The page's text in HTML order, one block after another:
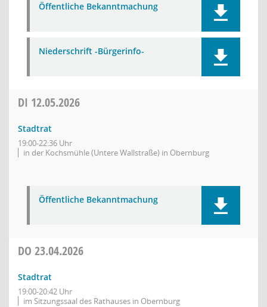
Öffentliche Bekanntmachung
Niederschrift -Bürgerinfo-
DI 12.05.2026
Stadtrat
19:00-22:36 Uhr
in der Kochsmühle (Untere Wallstraße) in Obernburg
Öffentliche Bekanntmachung
DO 23.04.2026
Stadtrat
19:00-20:42 Uhr
im Sitzungssaal des Rathauses in Obernburg